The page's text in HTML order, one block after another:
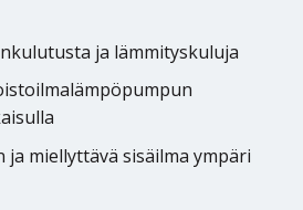
ja lämmityskuluja
ja miellyttävä sisäilma ympäri